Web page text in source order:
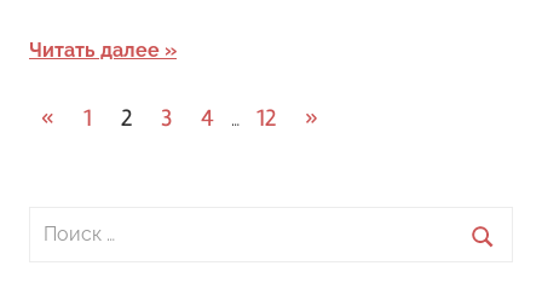
Читать далее
Навигация
« Предыдущие
1 2 3 4 … 12
Следующие
»
Поиск